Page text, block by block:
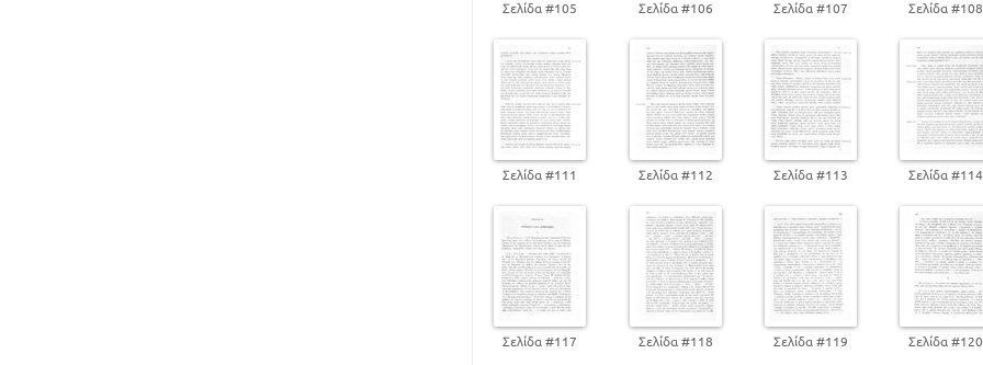
Σελίδα #105 Σελίδα #106 Σελίδα #107 Σελίδα #108
Σελίδα #111 Σελίδα #112 Σελίδα #113 Σελίδα #114
Σελίδα #117 Σελίδα #118 Σελίδα #119 Σελίδα #120